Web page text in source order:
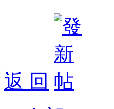
返 回